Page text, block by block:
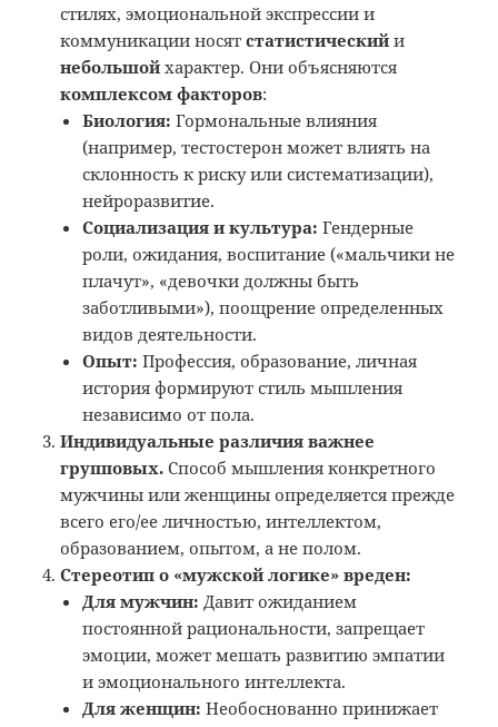
стилях, эмоциональной экспрессии и
коммуникации носятстатистический и
небольшой характер. Они объясняются
комплексом факторов:
Биология: Гормональные влияния
(например, тестостерон может влиять на
склонность к риску или систематизации),
нейроразвитие.
Социализация и культура: Гендерные
роли, ожидания, воспитание («мальчики не
плачут», «девочки должны быть
заботливыми»), поощрение определенных
видов деятельности.
Опыт: Профессия, образование, личная
история формируют стиль мышления
независимо от пола.
Индивидуальные различия важнее
групповых. Способ мышления конкретного
мужчины или женщины определяется прежде
всего его/ее личностью, интеллектом,
образованием, опытом, а не полом.
Стереотип о «мужской логике» вреден:
Для мужчин: Давит ожиданием
постоянной рациональности, запрещает
эмоции, может мешать развитию эмпатии
и эмоционального интеллекта.
Для женщин: Необоснованно принижает